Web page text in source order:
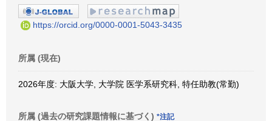
https://orcid.org/0000-0001-5043-3435
所属 (現在)
2026年度: 大阪大学, 大学院 医学系研究科, 特任助教(常勤)
所属 (過去の研究課題情報に基づく) *注記